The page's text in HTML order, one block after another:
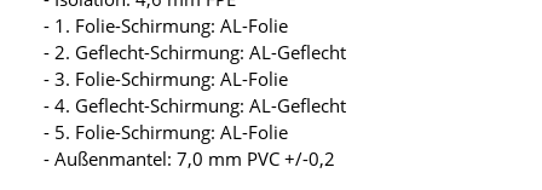
- 1. Folie-Schirmung: AL-Folie
- 2. Geflecht-Schirmung: AL-Geflecht
- 3. Folie-Schirmung: AL-Folie
- 4. Geflecht-Schirmung: AL-Geflecht
- 5. Folie-Schirmung: AL-Folie
- Außenmantel: 7,0 mm PVC +/-0,2